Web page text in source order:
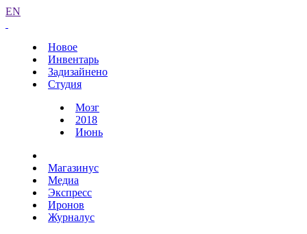
EN
Новое
Инвентарь
Задизайнено
Студия
Мозг
2018
Июнь
Магазинус
Медиа
Экспресс
Иронов
Журналус